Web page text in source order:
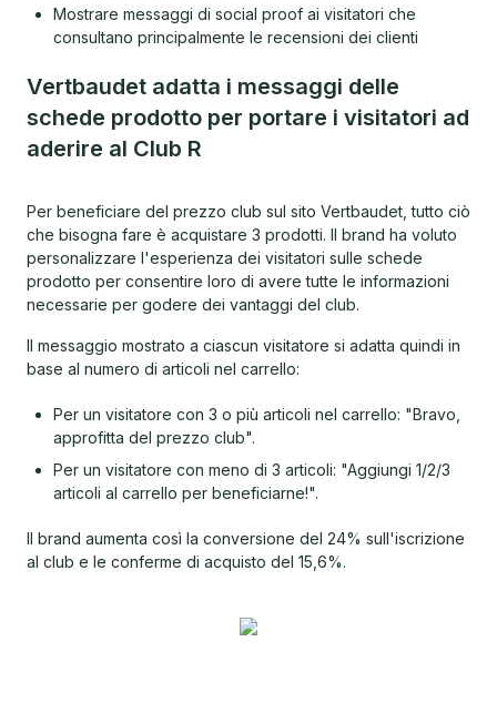
Mostrare messaggi di social proof ai visitatori che
consultano principalmente le recensioni dei clienti
Vertbaudet adatta i messaggi delle
schede prodotto per portare i visitatori ad
aderire al Club R
Per beneficiare del prezzo club sul sito Vertbaudet, tutto ciò
che bisogna fare è acquistare 3 prodotti. Il brand ha voluto
personalizzare l'esperienza dei visitatori sulle schede
prodotto per consentire loro di avere tutte le informazioni
necessarie per godere dei vantaggi del club.
Il messaggio mostrato a ciascun visitatore si adatta quindi in
base al numero di articoli nel carrello:
Per un visitatore con 3 o più articoli nel carrello: "Bravo,
approfitta del prezzo club".
Per un visitatore con meno di 3 articoli: "Aggiungi 1/2/3
articoli al carrello per beneficiarne!".
Il brand aumenta così la conversione del 24% sull'iscrizione
al club e le conferme di acquisto del 15,6%.